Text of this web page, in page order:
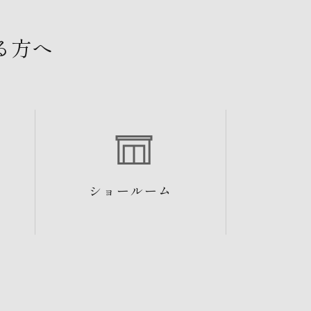
方へ
ショールーム